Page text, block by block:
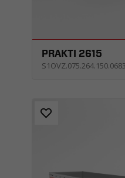
PRAKTI 2615